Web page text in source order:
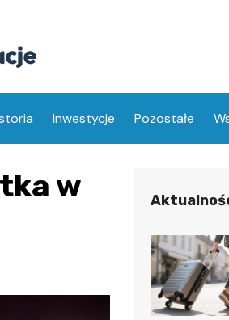
Inwestycje Pozostałe
w